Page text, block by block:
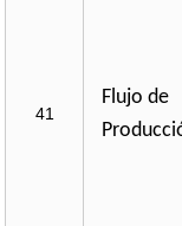
41
Flujo de